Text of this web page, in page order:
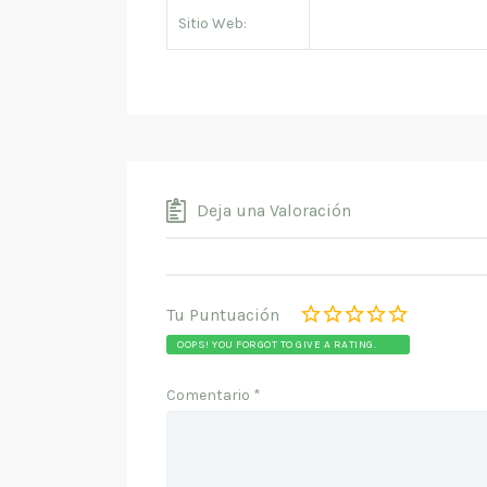
Sitio Web:
Deja una Valoración
Tu Puntuación
OOPS! YOU FORGOT TO GIVE A RATING.
Comentario *